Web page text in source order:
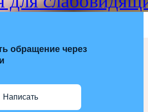
обращение через
Написать